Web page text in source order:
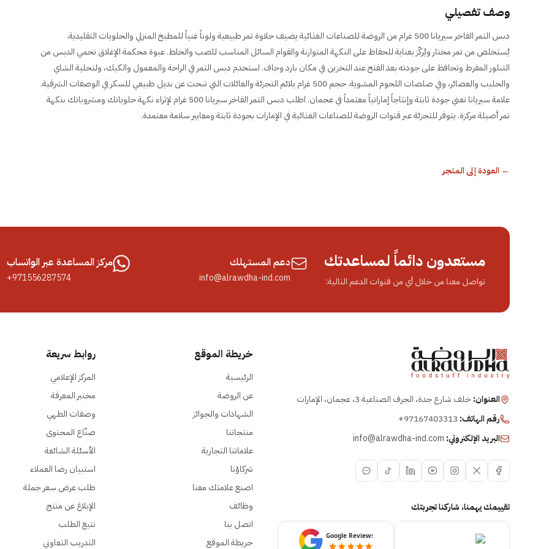
وصف تفصيلي
دبس التمر الفاخر سيريانا 500 غرام من الروضة للصناعات الغذائية يضيف حلاوة تمر طبيعية ولوناً غنياً للمطبخ المنزلي والحلويات التقليدية.
يُستخلص من تمر مختار ويُركّز بعناية للحفاظ على النكهة المتوازنة والقوام السائل المناسب للصب والخلط. عبوة محكمة الإغلاق تحمي الدبس من
التبلور المفرط وتحافظ على جودته بعد الفتح عند التخزين في مكان بارد وجاف. استخدم دبس التمر في الراحة والمعمول والكيك، ولتحلية الشاي
والحليب والعصائر، وفي صلصات اللحوم المشوية. حجم 500 غرام يلائم التجزئة والعائلات التي تبحث عن بديل طبيعي للسكر في الوصفات الشرقية.
علامة سيريانا تعني جودة ثابتة وإنتاجاً إماراتياً معتمداً في عجمان. اطلب دبس التمر الفاخر سيريانا 500 غرام لإثراء نكهة حلوياتك ومشروباتك بنكهة
تمر أصيلة مركزة. يتوفر للتجزئة عبر قنوات الروضة للصناعات الغذائية في الإمارات بجودة ثابتة ومعايير سلامة معتمدة.
← العودة إلى المتجر
مستعدون دائماً لمساعدتك
تواصل معنا من خلال أي من قنوات الدعم التالية:
دعم المستهلك
info@alrawdha-ind.com
مركز المساعدة عبر الواتساب
+971556287574
العنوان:خلف شارع جدة، الجرف الصناعية 3، عجمان، الإمارات
رقم الهاتف: +97167403313
البريد الإلكتروني: info@alrawdha-ind.com
تقييمك يهمنا، شاركنا تجربتك
خريطة الموقع
الرئيسية
عن الروضة
الشهادات والجوائز
منتجاتنا
علاماتنا التجارية
شركاؤنا
اصنع علامتك معنا
وظائف
اتصل بنا
خريطة الموقع
روابط سريعة
المركز الإعلامي
مختبر المعرفة
وصفات الطهي
صنّاع المحتوى
الأسئلة الشائعة
استبيان رضا العملاء
طلب عرض سعر جملة
الإبلاغ عن منتج
تتبع الطلب
التدريب التعاوني